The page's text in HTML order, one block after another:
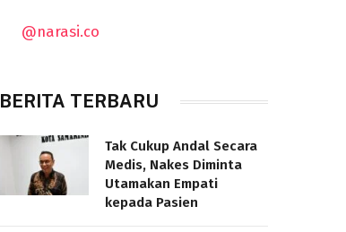
@narasi.co
BERITA TERBARU
Tak Cukup Andal Secara
Medis, Nakes Diminta
Utamakan Empati
kepada Pasien